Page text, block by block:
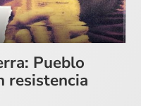
Pueblo
resistencia